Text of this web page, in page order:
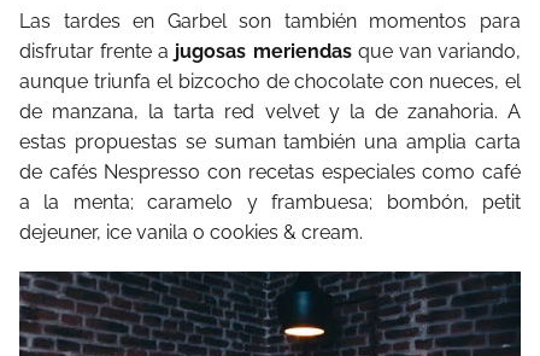
Las tardes en Garbel son también momentos para
disfrutar frente a jugosas meriendasque van variando,
aunque triunfa el bizcocho de chocolate con nueces, el
de manzana, la tarta red velvet y la de zanahoria. A
estas propuestas se suman también una amplia carta
de cafés Nespresso con recetas especiales como café
a la menta; caramelo y frambuesa; bombón, petit
dejeuner, ice vanila o cookies & cream.